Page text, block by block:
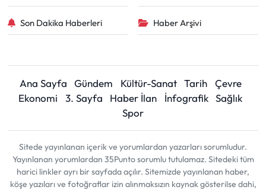
Son Dakika Haberleri Haber Arşivi
Ana Sayfa Gündem Kültür-Sanat Tarih
Çevre
Ekonomi
3. Sayfa Haber İlan İnfografik Sağlık
Spor
Sitede yayınlanan içerik ve yorumlardan yazarları sorumludur.
Yayınlanan yorumlardan 35Punto sorumlu tutulamaz. Sitedeki tüm
harici linkler ayrı bir sayfada açılır. Sitemizde yayınlanan haber,
köşe yazıları ve fotoğraflar izin alınmaksızın kaynak gösterilse dahi,